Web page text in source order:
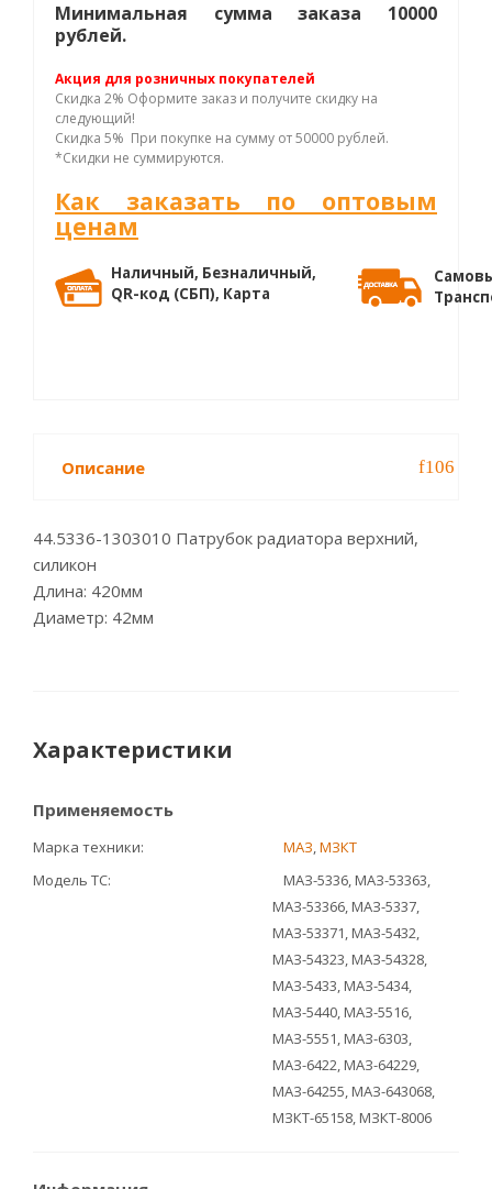
Минимальная сумма заказа 10000
рублей.
Акция для розничных покупателей
Скидка 2% Оформите заказ и получите скидку на
следующий!
Скидка 5% При покупке на сумму от 50000 рублей.
*Скидки не суммируются.
Как заказать по оптовым
ценам
Наличный, Безналичный,
QR-код (СБП), Карта
Описание
44.5336-1303010 Патрубок радиатора верхний,
силикон
Длина: 420мм
Диаметр: 42мм
Характеристики
Применяемость
Марка техники МАЗ,МЗКТ
Модель ТС
МАЗ-5336, МАЗ-53363,
МАЗ-53366, МАЗ-5337,
МАЗ-53371, МАЗ-5432,
МАЗ-54323, МАЗ-54328,
МАЗ-5433, МАЗ-5434,
МАЗ-5440, МАЗ-5516,
МАЗ-5551, МАЗ-6303,
МАЗ-6422, МАЗ-64229,
МАЗ-64255, МАЗ-643068,
МЗКТ-65158, МЗКТ-8006